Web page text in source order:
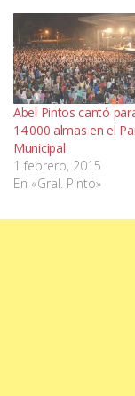
Abel Pintos cantó
14.000 almas en el
Municipal
1 febrero, 2015
En «Gral. Pinto»